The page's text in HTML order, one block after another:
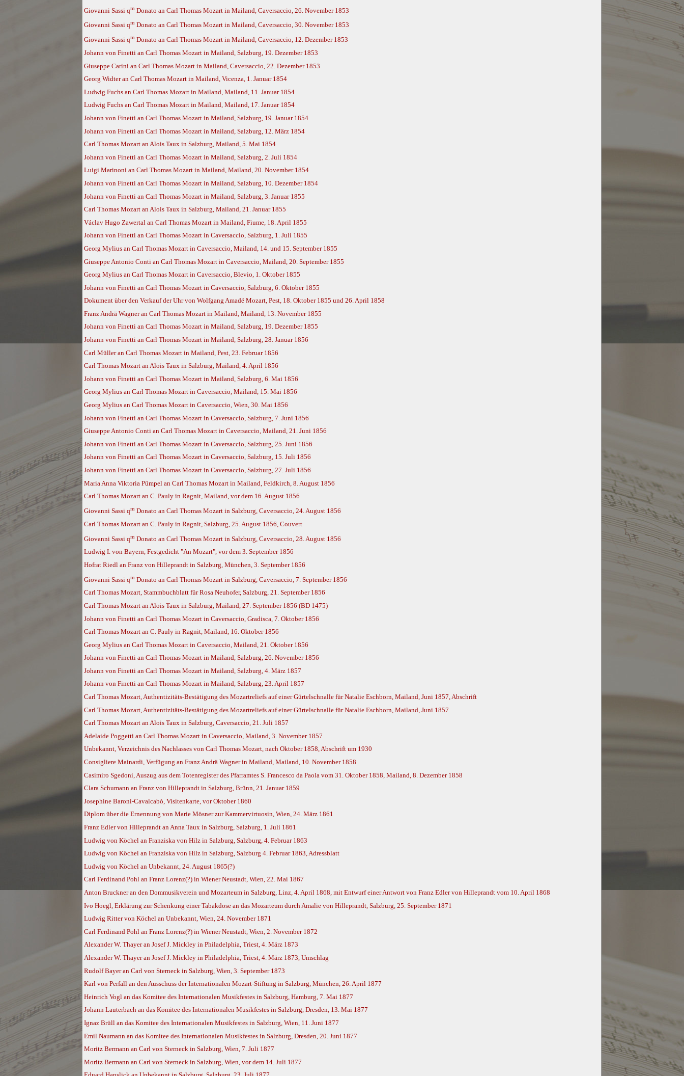
Giovanni Sassi qm Donato an Carl Thomas Mozart in Mailand, Caversaccio, 26. November 1853
Giovanni Sassi qm Donato an Carl Thomas Mozart in Mailand, Caversaccio, 30. November 1853
Giovanni Sassi qm Donato an Carl Thomas Mozart in Mailand, Caversaccio, 12. Dezember 1853
Johann von Finetti an Carl Thomas Mozart in Mailand, Salzburg, 19. Dezember 1853
Giuseppe Carini an Carl Thomas Mozart in Mailand, Caversaccio, 22. Dezember 1853
Georg Widter an Carl Thomas Mozart in Mailand, Vicenza, 1. Januar 1854
Ludwig Fuchs an Carl Thomas Mozart in Mailand, Mailand, 11. Januar 1854
Ludwig Fuchs an Carl Thomas Mozart in Mailand, Mailand, 17. Januar 1854
Johann von Finetti an Carl Thomas Mozart in Mailand, Salzburg, 19. Januar 1854
Johann von Finetti an Carl Thomas Mozart in Mailand, Salzburg, 12. März 1854
Carl Thomas Mozart an Alois Taux in Salzburg, Mailand, 5. Mai 1854
Johann von Finetti an Carl Thomas Mozart in Mailand, Salzburg, 2. Juli 1854
Luigi Marinoni an Carl Thomas Mozart in Mailand, Mailand, 20. November 1854
Johann von Finetti an Carl Thomas Mozart in Mailand, Salzburg, 10. Dezember 1854
Johann von Finetti an Carl Thomas Mozart in Mailand, Salzburg, 3. Januar 1855
Carl Thomas Mozart an Alois Taux in Salzburg, Mailand, 21. Januar 1855
Václav Hugo Zawertal an Carl Thomas Mozart in Mailand, Fiume, 18. April 1855
Johann von Finetti an Carl Thomas Mozart in Caversaccio, Salzburg, 1. Juli 1855
Georg Mylius an Carl Thomas Mozart in Caversaccio, Mailand, 14. und 15. September 1855
Giuseppe Antonio Conti an Carl Thomas Mozart in Caversaccio, Mailand, 20. September 1855
Georg Mylius an Carl Thomas Mozart in Caversaccio, Blevio, 1. Oktober 1855
Johann von Finetti an Carl Thomas Mozart in Caversaccio, Salzburg, 6. Oktober 1855
Dokument über den Verkauf der Uhr von Wolfgang Amadé Mozart, Pest, 18. Oktober 1855 und 26. April 1858
Franz Andrä Wagner an Carl Thomas Mozart in Mailand, Mailand, 13. November 1855
Johann von Finetti an Carl Thomas Mozart in Mailand, Salzburg, 19. Dezember 1855
Johann von Finetti an Carl Thomas Mozart in Mailand, Salzburg, 28. Januar 1856
Carl Müller an Carl Thomas Mozart in Mailand, Pest, 23. Februar 1856
Carl Thomas Mozart an Alois Taux in Salzburg, Mailand, 4. April 1856
Johann von Finetti an Carl Thomas Mozart in Mailand, Salzburg, 6. Mai 1856
Georg Mylius an Carl Thomas Mozart in Caversaccio, Mailand, 15. Mai 1856
Georg Mylius an Carl Thomas Mozart in Caversaccio, Wien, 30. Mai 1856
Johann von Finetti an Carl Thomas Mozart in Caversaccio, Salzburg, 7. Juni 1856
Giuseppe Antonio Conti an Carl Thomas Mozart in Caversaccio, Mailand, 21. Juni 1856
Johann von Finetti an Carl Thomas Mozart in Caversaccio, Salzburg, 25. Juni 1856
Johann von Finetti an Carl Thomas Mozart in Caversaccio, Salzburg, 15. Juli 1856
Johann von Finetti an Carl Thomas Mozart in Caversaccio, Salzburg, 27. Juli 1856
Maria Anna Viktoria Pümpel an Carl Thomas Mozart in Mailand, Feldkirch, 8. August 1856
Carl Thomas Mozart an C. Pauly in Ragnit, Mailand, vor dem 16. August 1856
Giovanni Sassi qm Donato an Carl Thomas Mozart in Salzburg, Caversaccio, 24. August 1856
Carl Thomas Mozart an C. Pauly in Ragnit, Salzburg, 25. August 1856, Couvert
Giovanni Sassi qm Donato an Carl Thomas Mozart in Salzburg, Caversaccio, 28. August 1856
Ludwig I. von Bayern, Festgedicht "An Mozart", vor dem 3. September 1856
Hofrat Riedl an Franz von Hilleprandt in Salzburg, München, 3. September 1856
Giovanni Sassi qm Donato an Carl Thomas Mozart in Salzburg, Caversaccio, 7. September 1856
Carl Thomas Mozart, Stammbuchblatt für Rosa Neuhofer, Salzburg, 21. September 1856
Carl Thomas Mozart an Alois Taux in Salzburg, Mailand, 27. September 1856 (BD 1475)
Johann von Finetti an Carl Thomas Mozart in Caversaccio, Gradisca, 7. Oktober 1856
Carl Thomas Mozart an C. Pauly in Ragnit, Mailand, 16. Oktober 1856
Georg Mylius an Carl Thomas Mozart in Caversaccio, Mailand, 21. Oktober 1856
Johann von Finetti an Carl Thomas Mozart in Mailand, Salzburg, 26. November 1856
Johann von Finetti an Carl Thomas Mozart in Mailand, Salzburg, 4. März 1857
Johann von Finetti an Carl Thomas Mozart in Mailand, Salzburg, 23. April 1857
Carl Thomas Mozart, Authentizitäts-Bestätigung des Mozartreliefs auf einer Gürtelschnalle für Natalie Eschborn, Mailand, Juni 1857, Abschrift
Carl Thomas Mozart, Authentizitäts-Bestätigung des Mozartreliefs auf einer Gürtelschnalle für Natalie Eschborn, Mailand, Juni 1857
Carl Thomas Mozart an Alois Taux in Salzburg, Caversaccio, 21. Juli 1857
Adelaide Poggetti an Carl Thomas Mozart in Caversaccio, Mailand, 3. November 1857
Unbekannt, Verzeichnis des Nachlasses von Carl Thomas Mozart, nach Oktober 1858, Abschrift um 1930
Consigliere Mainardi, Verfügung an Franz Andrä Wagner in Mailand, Mailand, 10. November 1858
Casimiro Sgedoni, Auszug aus dem Totenregister des Pfarramtes S. Francesco da Paola vom 31. Oktober 1858, Mailand, 8. Dezember 1858
Clara Schumann an Franz von Hilleprandt in Salzburg, Brünn, 21. Januar 1859
Josephine Baroni-Cavalcabò, Visitenkarte, vor Oktober 1860
Diplom über die Ernennung von Marie Mösner zur Kammervirtuosin, Wien, 24. März 1861
Franz Edler von Hilleprandt an Anna Taux in Salzburg, Salzburg, 1. Juli 1861
Ludwig von Köchel an Franziska von Hilz in Salzburg, Salzburg, 4. Februar 1863
Ludwig von Köchel an Franziska von Hilz in Salzburg, Salzburg 4. Februar 1863, Adressblatt
Ludwig von Köchel an Unbekannt, 24. August 1865(?)
Carl Ferdinand Pohl an Franz Lorenz(?) in Wiener Neustadt, Wien, 22. Mai 1867
Anton Bruckner an den Dommusikverein und Mozarteum in Salzburg, Linz, 4. April 1868, mit Entwurf einer Antwort von Franz Edler von Hilleprandt vom 10. April 1868
Ivo Hoegl, Erklärung zur Schenkung einer Tabakdose an das Mozarteum durch Amalie von Hilleprandt, Salzburg, 25. September 1871
Ludwig Ritter von Köchel an Unbekannt, Wien, 24. November 1871
Carl Ferdinand Pohl an Franz Lorenz(?) in Wiener Neustadt, Wien, 2. November 1872
Alexander W. Thayer an Josef J. Mickley in Philadelphia, Triest, 4. März 1873
Alexander W. Thayer an Josef J. Mickley in Philadelphia, Triest, 4. März 1873, Umschlag
Rudolf Bayer an Carl von Sterneck in Salzburg, Wien, 3. September 1873
Karl von Perfall an den Ausschuss der Internationalen Mozart-Stiftung in Salzburg, München, 26. April 1877
Heinrich Vogl an das Komitee des Internationalen Musikfestes in Salzburg, Hamburg, 7. Mai 1877
Johann Lauterbach an das Komitee des Internationalen Musikfestes in Salzburg, Dresden, 13. Mai 1877
Ignaz Brüll an das Komitee des Internationalen Musikfestes in Salzburg, Wien, 11. Juni 1877
Emil Naumann an das Komitee des Internationalen Musikfestes in Salzburg, Dresden, 20. Juni 1877
Moritz Bermann an Carl von Sterneck in Salzburg, Wien, 7. Juli 1877
Moritz Bermann an Carl von Sterneck in Salzburg, Wien, vor dem 14. Juli 1877